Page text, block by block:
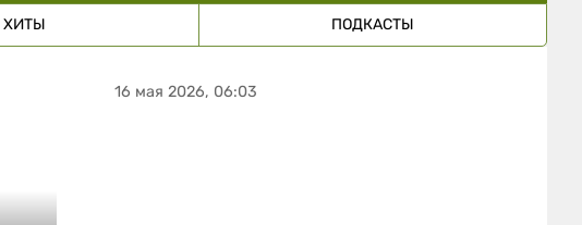
ХИТЫ ПОДКАСТЫ
16 мая 2026, 06:03